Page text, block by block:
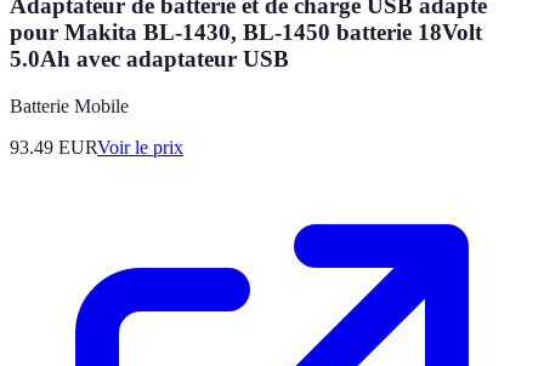
Adaptateur de batterie et de charge USB adapté
pour Makita BL-1430, BL-1450 batterie 18Volt
5.0Ah avec adaptateur USB
Batterie Mobile
93.49 EURVoir le prix